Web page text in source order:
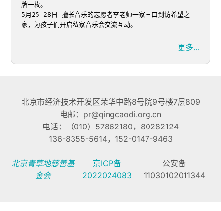
牌一枚。
5月25-28日 擅长音乐的志愿者李老师一家三口到访希望之
家，为孩子们开启私家音乐会交流互动。
更多…
北京市经济技术开发区荣华中路8号院9号楼7层809
电邮：pr@qingcaodi.org.cn
电话：（010）57862180，80282124
136-8355-5614，152-0147-9463
北京青草地慈善基
金会
京ICP备
2022024083
公安备
11030102011344